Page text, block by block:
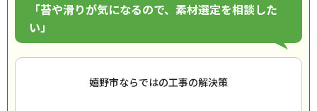
「苔や滑りが気になるので、素材選定を相談した
い」
嬉野市ならではの工事の解決策